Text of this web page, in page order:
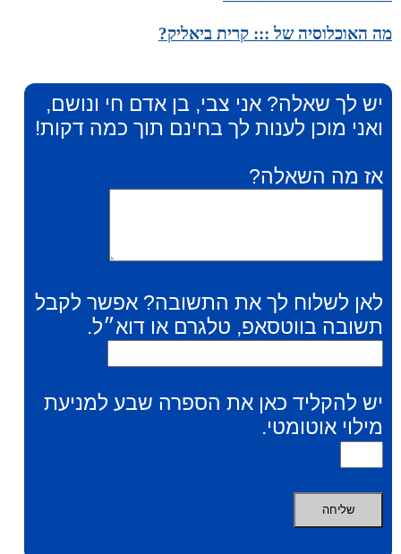
מה האוכלוסיה של ::: קרית ביאליק?
יש לך שאלה? אני צבי, בן אדם חי ונושם,
ואני מוכן לענות לך בחינם תוך כמה דקות!
אז מה השאלה?
לאן לשלוח לך את התשובה? אפשר לקבל
תשובה בווטסאפ, טלגרם או דוא״ל.
יש להקליד כאן את הספרה שבע למניעת
מילוי אוטומטי.